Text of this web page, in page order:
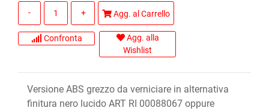
Agg. al Carrello
Confronta
Agg. alla
Wishlist
Versione ABS grezzo da verniciare in alternativa
finitura nero lucido ART RI 00088067 oppure